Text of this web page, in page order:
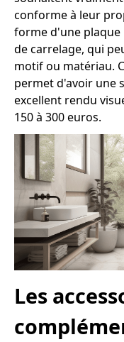
conforme à leur
forme d'une
de carrelage, qui
motif ou matériau.
permet d'avoir une
excellent rendu
150 à 300 euros.
Les